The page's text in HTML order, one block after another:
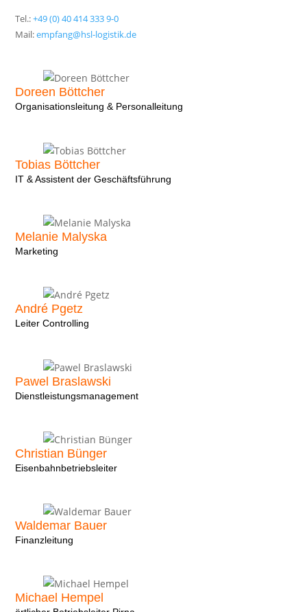
Tel.:+49 (0) 40 414 333 9-0
Mail:empfang@hsl-logistik.de
Doreen Böttcher
Organisationsleitung & Personalleitung
Tobias Böttcher
IT & Assistent der Geschäftsführung
Melanie Malyska
Marketing
André Pgetz
Leiter Controlling
Pawel Braslawski
Dienstleistungsmanagement
Christian Bünger
Eisenbahnbetriebsleiter
Waldemar Bauer
Finanzleitung
Michael Hempel